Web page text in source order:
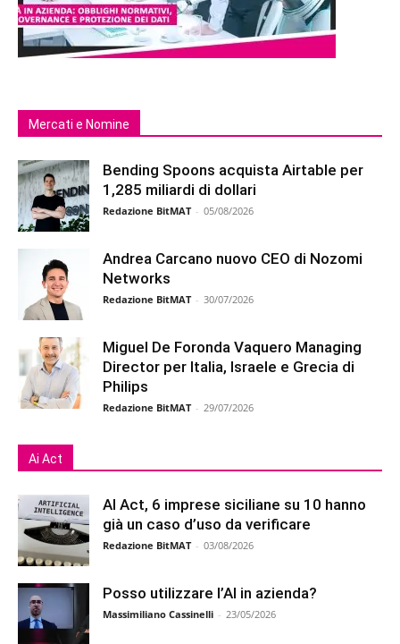
Mercati e Nomine
Bending Spoons acquista Airtable per
1,285 miliardi di dollari
Redazione BitMAT - 05/08/2026
Andrea Carcano nuovo CEO di Nozomi
Networks
Redazione BitMAT - 30/07/2026
Miguel De Foronda Vaquero Managing
Director per Italia, Israele e Grecia di
Philips
Redazione BitMAT - 29/07/2026
Ai Act
AI Act, 6 imprese siciliane su 10 hanno
già un caso d’uso da verificare
Redazione BitMAT - 03/08/2026
Posso utilizzare l’AI in azienda?
Massimiliano Cassinelli - 23/05/2026